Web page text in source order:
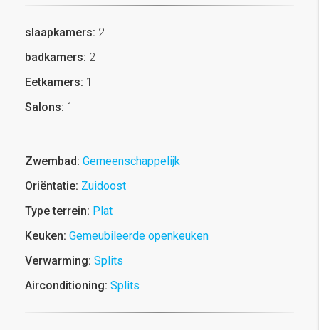
slaapkamers: 2
badkamers: 2
Eetkamers: 1
Salons: 1
Zwembad: Gemeenschappelijk
Oriëntatie: Zuidoost
Type terrein: Plat
Keuken: Gemeubileerde openkeuken
Verwarming: Splits
Airconditioning: Splits